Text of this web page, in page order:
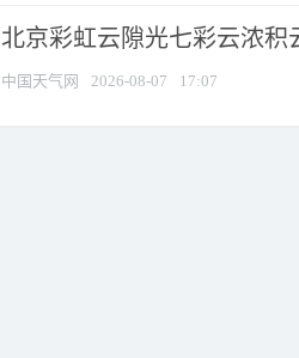
北京彩虹云隙光七彩云浓积
中国天气网 2026-08-07 17:07